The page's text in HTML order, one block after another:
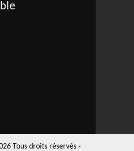
Tous droits réservés -